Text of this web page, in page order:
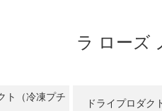
ラ ローズ
ト（冷凍プチ
ドライプロダク